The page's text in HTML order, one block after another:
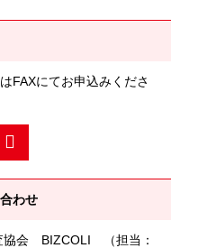
FAXにてお申込みくださ
わせ
協会 BIZCOLI （担当：